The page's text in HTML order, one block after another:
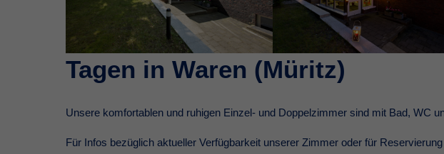
Tagen in Waren (Müritz)
Unsere komfortablen und ruhigen Einzel- und Doppelzimmer sind mit Bad, WC
Für Infos bezüglich aktueller Verfügbarkeit unserer Zimmer oder für